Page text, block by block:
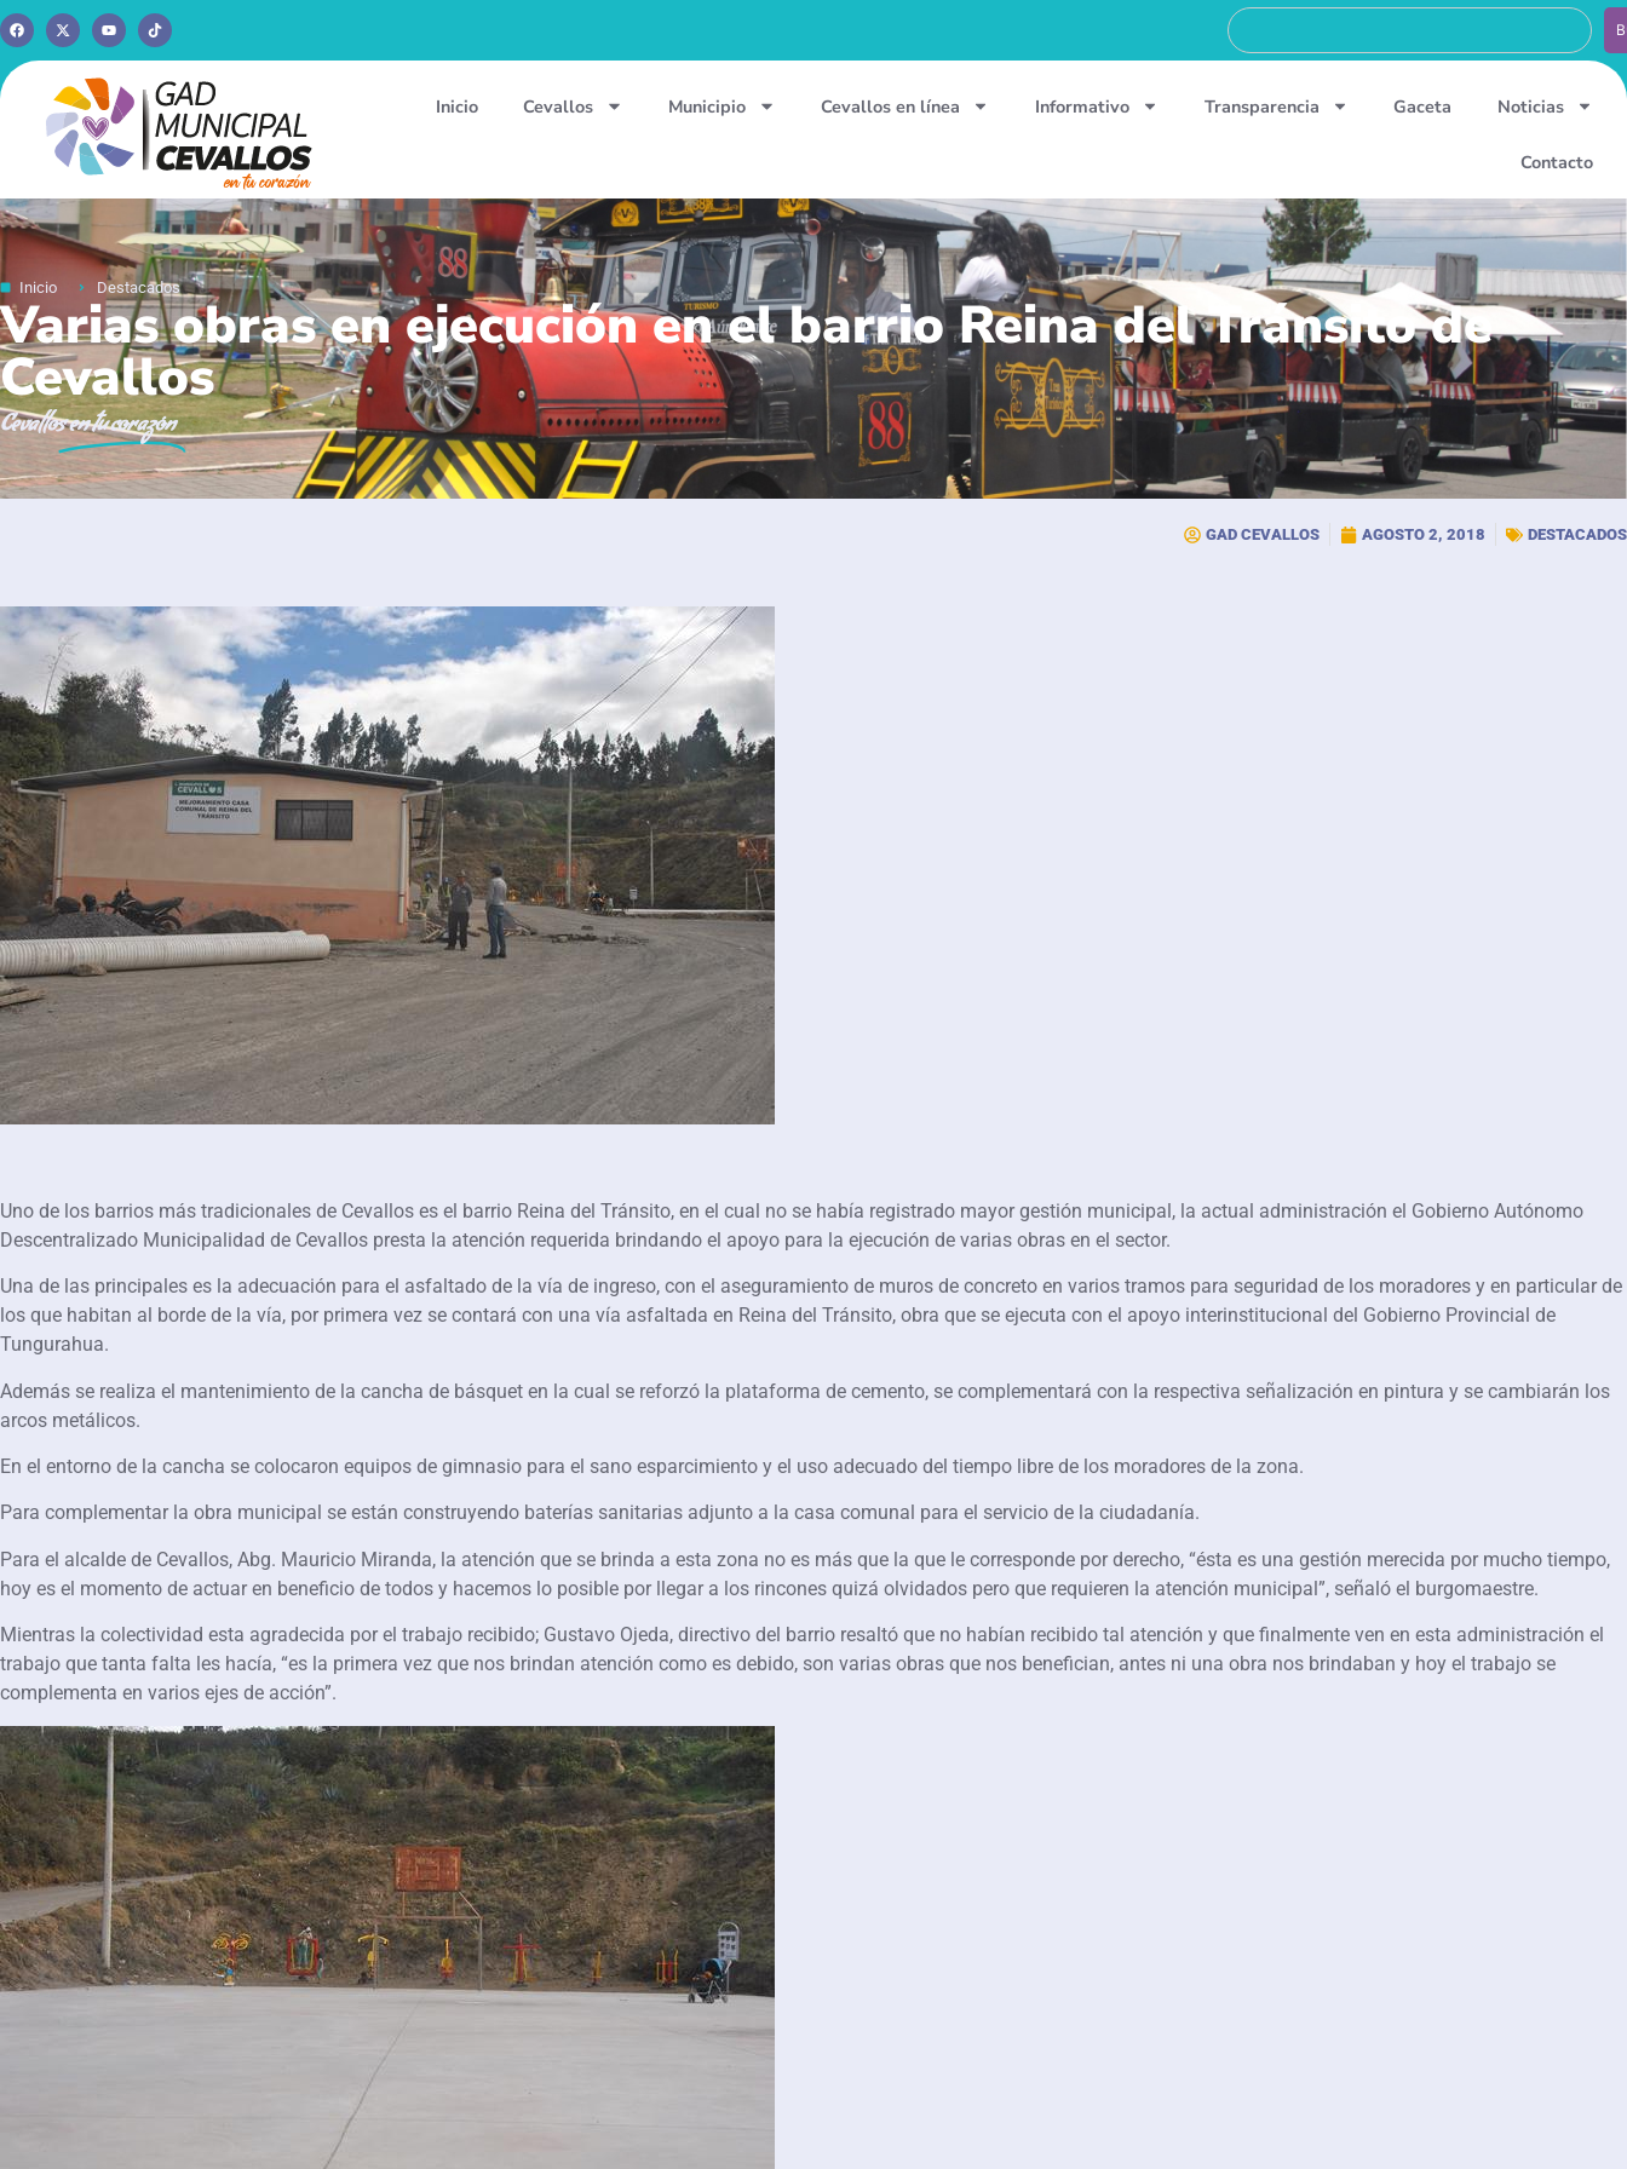
Inicio Cevallos Municipio Cevallos en línea Informativo Transparencia Gaceta Noticias
Contacto
Inicio Destacados
Varias obras en ejecución en el barrio Reina del Tránsito de
Cevallos
Cevallosen tu corazón
GAD CEVALLOS AGOSTO 2, 2018 DESTACADOS
Uno de los barrios más tradicionales de Cevallos es el barrio Reina del Tránsito, en el cual no se había registrado mayor gestión municipal, la actual administración el Gobierno Autónomo
Descentralizado Municipalidad de Cevallos presta la atención requerida brindando el apoyo para la ejecución de varias obras en el sector.
Una de las principales es la adecuación para el asfaltado de la vía de ingreso, con el aseguramiento de muros de concreto en varios tramos para seguridad de los moradores y en particular de
los que habitan al borde de la vía, por primera vez se contará con una vía asfaltada en Reina del Tránsito, obra que se ejecuta con el apoyo interinstitucional del Gobierno Provincial de
Tungurahua.
Además se realiza el mantenimiento de la cancha de básquet en la cual se reforzó la plataforma de cemento, se complementará con la respectiva señalización en pintura y se cambiarán los
arcos metálicos.
En el entorno de la cancha se colocaron equipos de gimnasio para el sano esparcimiento y el uso adecuado del tiempo libre de los moradores de la zona.
Para complementar la obra municipal se están construyendo baterías sanitarias adjunto a la casa comunal para el servicio de la ciudadanía.
Para el alcalde de Cevallos, Abg. Mauricio Miranda, la atención que se brinda a esta zona no es más que la que le corresponde por derecho, “ésta es una gestión merecida por mucho tiempo,
hoy es el momento de actuar en beneficio de todos y hacemos lo posible por llegar a los rincones quizá olvidados pero que requieren la atención municipal”, señaló el burgomaestre.
Mientras la colectividad esta agradecida por el trabajo recibido; Gustavo Ojeda, directivo del barrio resaltó que no habían recibido tal atención y que finalmente ven en esta administración el
trabajo que tanta falta les hacía, “es la primera vez que nos brindan atención como es debido, son varias obras que nos benefician, antes ni una obra nos brindaban y hoy el trabajo se
complementa en varios ejes de acción”.